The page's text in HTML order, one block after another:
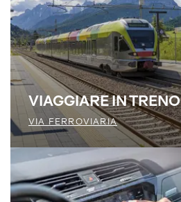
VIAGGIARE IN TRENO
VIA FERROVIARIA